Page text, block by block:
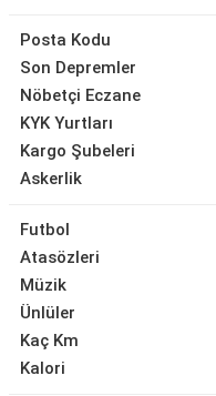
Posta Kodu
Son Depremler
Nöbetçi Eczane
KYK Yurtları
Kargo Şubeleri
Askerlik
Futbol
Atasözleri
Müzik
Ünlüler
Kaç Km
Kalori